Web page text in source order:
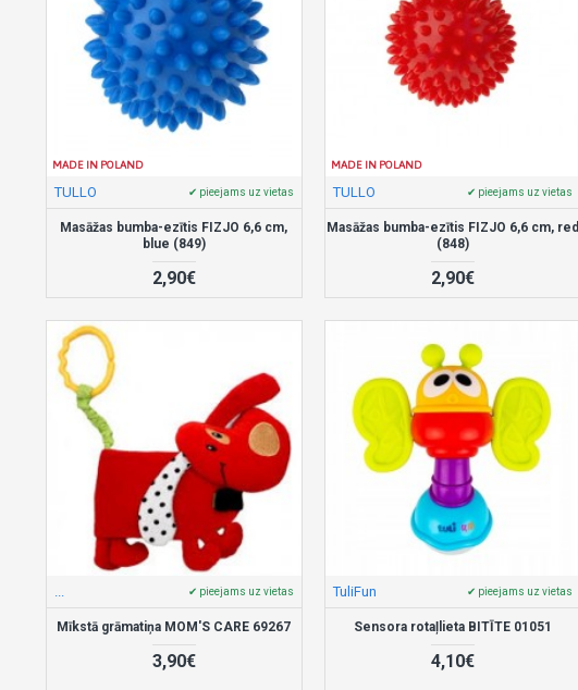
MADE IN POLAND
TULLO ✔ pieejams uz vietas
Masāžas bumba-ezītis FIZJO 6,6 cm,
blue (849)
2,90€
MADE IN POLAND
TULLO ✔ pieejams uz vietas
Masāžas bumba-ezītis FIZJO 6,6 cm, red
(848)
2,90€
✔ pieejams uz vietas
Mīkstā grāmatiņa MOM'S CARE 69267
3,90€
TuliFun ✔ pieejams uz vietas
Sensora rotaļlieta BITĪTE 01051
4,10€